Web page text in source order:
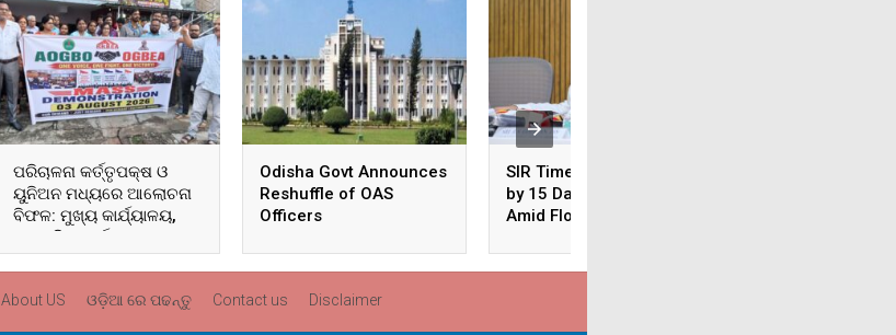
ପରିଚାଳନା କର୍ତ୍ତୃପକ୍ଷ ଓ
ୟୁନିଅନ ମଧ୍ୟରେ ଆଲୋଚନା
ବିଫଳ: ମୁଖ୍ୟ କାର୍ଯ୍ୟାଳୟ,
ଆଞ୍ଚଳିକ କାର୍ଯ୍ୟାଳୟ ଓ
ସମସ୍ତ ବ୍ଲକ ମୁଖ୍ୟାଳୟରେ
Odisha Govt Announces
Reshuffle of OAS
Officers
SIR Timeline Extended
by 15 Days in Odisha
Amid Floods
About US ଓଡ଼ିଆ ରେ ପଢନ୍ତୁ Contact us Disclaimer